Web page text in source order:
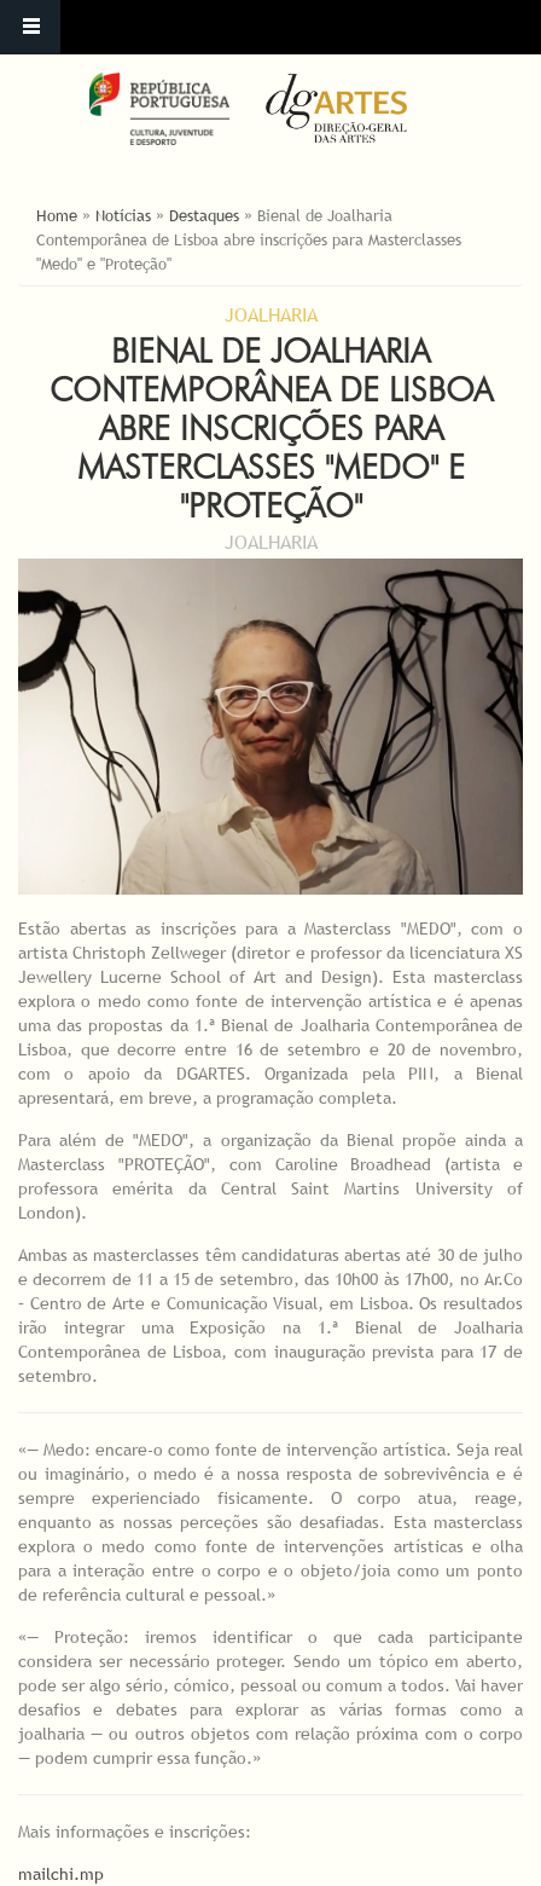
YOU ARE HERE
Home » Notícias » Destaques » Bienal de Joalharia
Contemporânea de Lisboa abre inscrições para Masterclasses
"Medo" e "Proteção"
JOALHARIA
BIENAL DE JOALHARIA
CONTEMPORÂNEA DE LISBOA
ABRE INSCRIÇÕES PARA
MASTERCLASSES "MEDO" E
"PROTEÇÃO"
JOALHARIA
Estão abertas as inscrições para a Masterclass "MEDO", com o
artista Christoph Zellweger (diretor e professor da licenciatura XS
Jewellery Lucerne School of Art and Design). Esta masterclass
explora o medo como fonte de intervenção artística e é apenas
uma das propostas da 1.ª Bienal de Joalharia Contemporânea de
Lisboa, que decorre entre 16 de setembro e 20 de novembro,
com o apoio da DGARTES. Organizada pela PIN, a Bienal
apresentará, em breve, a programação completa.
Para além de "MEDO", a organização da Bienal propõe ainda a
Masterclass "PROTEÇÃO", com Caroline Broadhead (artista e
professora emérita da Central Saint Martins University of
London).
Ambas as masterclasses têm candidaturas abertas até 30 de julho
e decorrem de 11 a 15 de setembro, das 10h00 às 17h00, no Ar.Co
– Centro de Arte e Comunicação Visual, em Lisboa. Os resultados
irão integrar uma Exposição na 1.ª Bienal de Joalharia
Contemporânea de Lisboa, com inauguração prevista para 17 de
setembro.
«— Medo: encare-o como fonte de intervenção artística. Seja real
ou imaginário, o medo é a nossa resposta de sobrevivência e é
sempre experienciado fisicamente. O corpo atua, reage,
enquanto as nossas perceções são desafiadas. Esta masterclass
explora o medo como fonte de intervenções artísticas e olha
para a interação entre o corpo e o objeto/joia como um ponto
de referência cultural e pessoal.»
«— Proteção: iremos identificar o que cada participante
considera ser necessário proteger. Sendo um tópico em aberto,
pode ser algo sério, cómico, pessoal ou comum a todos. Vai haver
desafios e debates para explorar as várias formas como a
joalharia — ou outros objetos com relação próxima com o corpo
— podem cumprir essa função.»
Mais informações e inscrições:
mailchi.mp